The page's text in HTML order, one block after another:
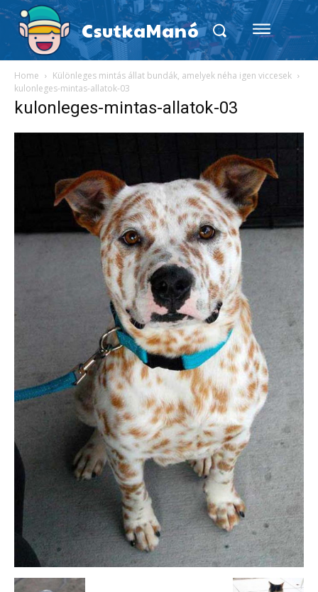
CsutkaManó
Home
Különleges mintás állat bundák, amelyek néha igen viccesek
kulonleges-mintas-allatok-03
kulonleges-mintas-allatok-03